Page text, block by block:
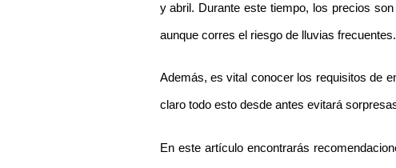
y abril. Durante este tiempo, los precios
aunque corres el riesgo de lluvias frecuentes.
Además, es vital conocer los requisitos de
claro todo esto desde antes evitará
En este artículo encontrarás